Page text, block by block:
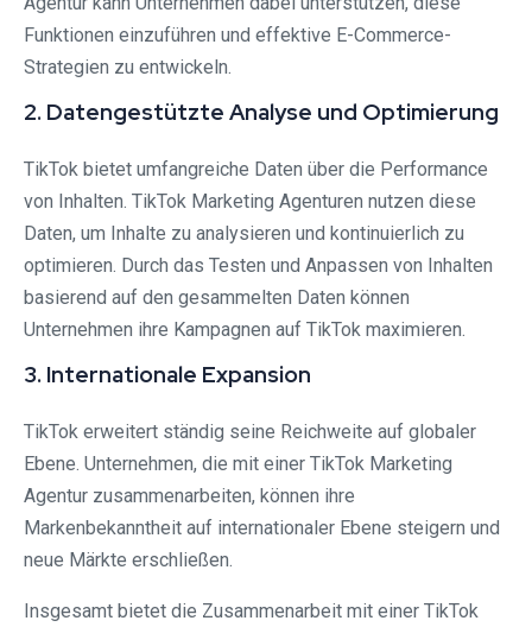
Funktionen einzuführen und effektive E-Commerce-
Strategien zu entwickeln.
2. Datengestützte Analyse und Optimierung
TikTok bietet umfangreiche Daten über die Performance
von Inhalten. TikTok Marketing Agenturen nutzen diese
Daten, um Inhalte zu analysieren und kontinuierlich zu
optimieren. Durch das Testen und Anpassen von Inhalten
basierend auf den gesammelten Daten können
Unternehmen ihre Kampagnen auf TikTok maximieren.
3. Internationale Expansion
TikTok erweitert ständig seine Reichweite auf globaler
Ebene. Unternehmen, die mit einer TikTok Marketing
Agentur zusammenarbeiten, können ihre
Markenbekanntheit auf internationaler Ebene steigern und
neue Märkte erschließen.
Insgesamt bietet die Zusammenarbeit mit einer TikTok